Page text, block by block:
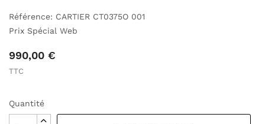
Référence: CARTIER CT0375O 001
Prix Spécial Web
990,00 €
TTC
Quantité